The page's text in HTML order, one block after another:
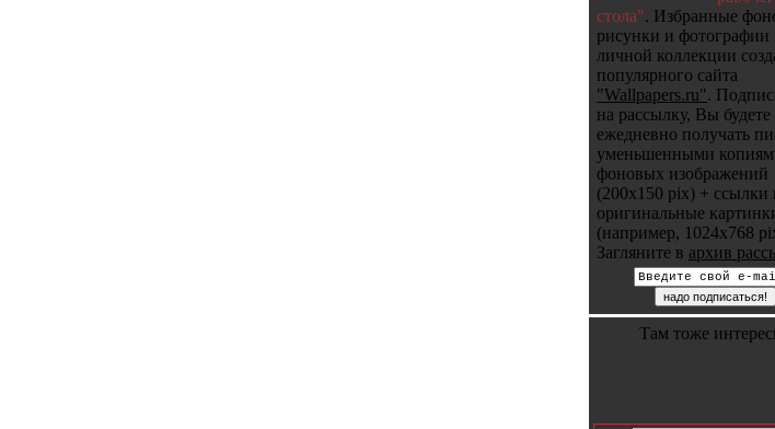
стола". Избранные
рисунки и фотографии
личной коллекции
популярного сайта
"Wallpapers.ru".
на рассылку, Вы будете
ежедневно получать
уменьшенными
фоновых изображений
(200x150 pix) + ссылки
оригинальные
(например, 1024x768
Загляните в архив
Там тоже